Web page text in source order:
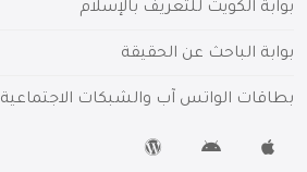
بوابة الكويت للتعريف بالإسلام
بوابة الباحث عن الحقيقة
بطاقات الواتس آب والشبكات الاجتماعية